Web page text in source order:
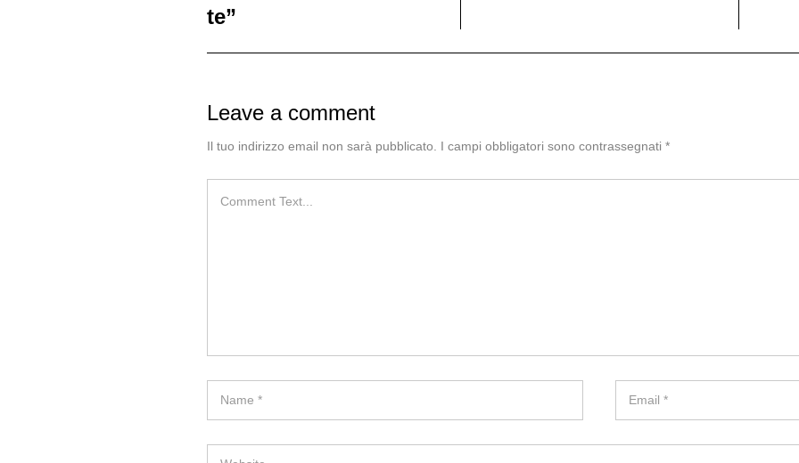
te”
Leave a comment
Il tuo indirizzo email non sarà pubblicato. I campi obbligatori sono contrassegnati *